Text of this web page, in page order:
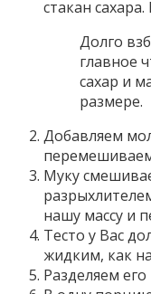
стакан
Долго
главное
сахар и
размере.
Добавляем
Муку
нашу массу и
Тесто у Вас
жидким, как
Разделяем